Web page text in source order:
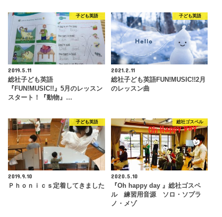
子ども英語
2019.5.11
総社子ども英語
『FUN!MUSIC!!』5月のレッスン
スタート！『動物』…
子ども英語
2021.2.11
総社子ども英語FUN!MUSIC!!2月
のレッスン曲
子ども英語
2019.9.10
Ｐｈｏｎｉｃｓ定着してきました
総社ゴスペル
2020.5.10
『Oh happy day 』総社ゴスペ
ル 練習用音源 ソロ・ソプラ
ノ・メゾ